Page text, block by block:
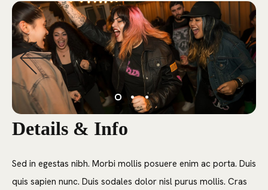
Details & Info
Sed in egestas nibh. Morbi mollis posuere enim ac porta. Duis
quis sapien nunc. Duis sodales dolor nisl purus mollis. Cras